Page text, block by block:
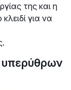
της και η
για να
υπερύθρων